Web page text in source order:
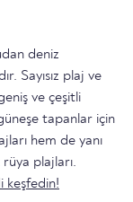
deniz
Sayısız plaj ve
ve çeşitli
tapanlar için
hem de yanı
plajları.
keşfedin!